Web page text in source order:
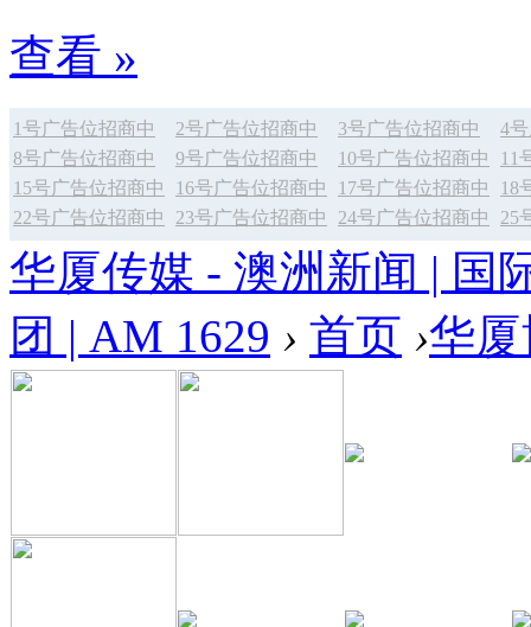
查看 »
1号广告位招商中 2号广告位招商中 3号广告位招商中
4
8号广告位招商中
9号广告位招商中 10号广告位招商中
11
15号广告位招商中
16号广告位招商中 17号广告位招商中
18
22号广告位招商中
23号广告位招商中 24号广告位招商中 25
华厦传媒 - 澳洲新闻 | 国
团 | AM 1629 › 首页 ›华